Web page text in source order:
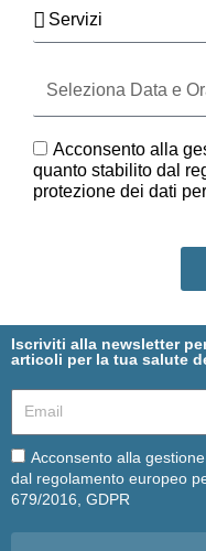
Servizi
Data
e
GDPR
Acconsento alla
quanto stabilito dal
protezione dei dati
Iscriviti alla newsletter
articoli per la tua salute
Email
Email
Acconsento alla
dal regolamento europeo
679/2016, GDPR